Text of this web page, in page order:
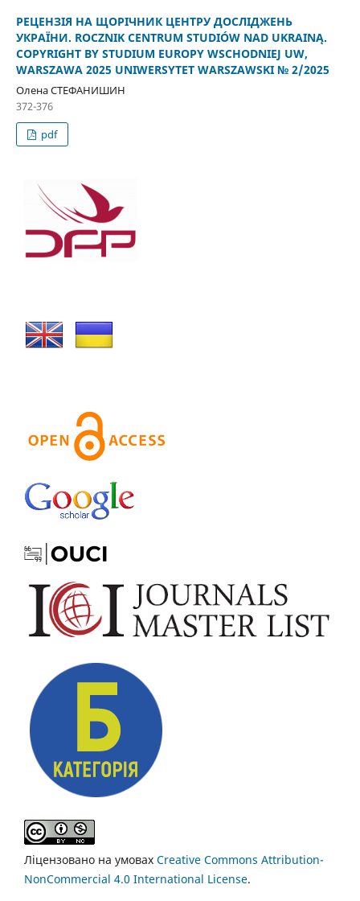
РЕЦЕНЗІЯ НА ЩОРІЧНИК ЦЕНТРУ ДОСЛІДЖЕНЬ
УКРАЇНИ. ROCZNIK CENTRUM STUDIÓW NAD UKRAINĄ.
COPYRIGHT BY STUDIUM EUROPY WSCHODNIEJ UW,
WARSZAWA 2025 UNIWERSYTET WARSZAWSKI № 2/2025
Олена СТЕФАНИШИН
372-376
pdf
Ліцензовано на умовах Creative Commons Attribution-
NonCommercial 4.0 International License.